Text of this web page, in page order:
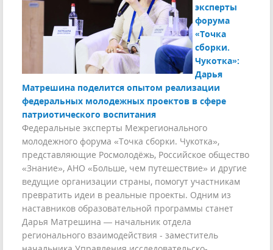
эксперты
форума
«Точка
сборки.
Чукотка»:
Дарья
Матрешина поделится опытом реализации
федеральных молодежных проектов в сфере
патриотического воспитания
Федеральные эксперты Межрегионального
молодежного форума «Точка сборки. Чукотка»,
представляющие Росмолодёжь, Российское общество
«Знание», АНО «Больше, чем путешествие» и другие
ведущие организации страны, помогут участникам
превратить идеи в реальные проекты. Одним из
наставников образовательной программы станет
Дарья Матрешина — начальник отдела
регионального взаимодействия - заместитель